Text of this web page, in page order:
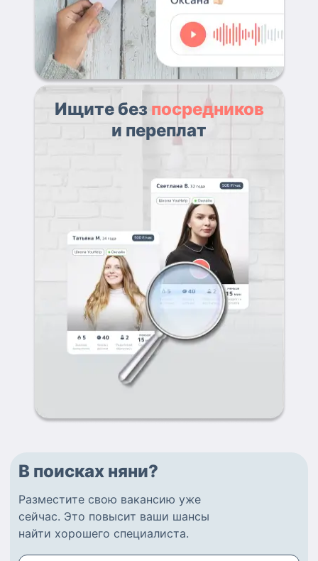
Ищите без посредников
и переплат
В поисках няни?
Разместите свою вакансию уже
сейчас. Это повысит ваши шансы
найти хорошего специалиста.